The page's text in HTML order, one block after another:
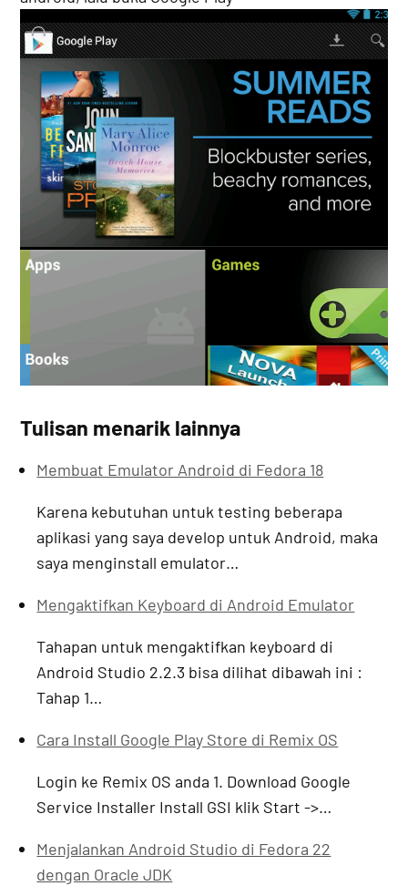
Tulisan menarik lainnya
Membuat Emulator Android di Fedora 18
Karena kebutuhan untuk testing beberapa
aplikasi yang saya develop untuk Android, maka
saya menginstall emulator…
Mengaktifkan Keyboard di Android Emulator
Tahapan untuk mengaktifkan keyboard di
Android Studio 2.2.3 bisa dilihat dibawah ini :
Tahap 1…
Cara Install Google Play Store di Remix OS
Login ke Remix OS anda 1. Download Google
Service Installer Install GSI klik Start ->…
Menjalankan Android Studio di Fedora 22
dengan Oracle JDK